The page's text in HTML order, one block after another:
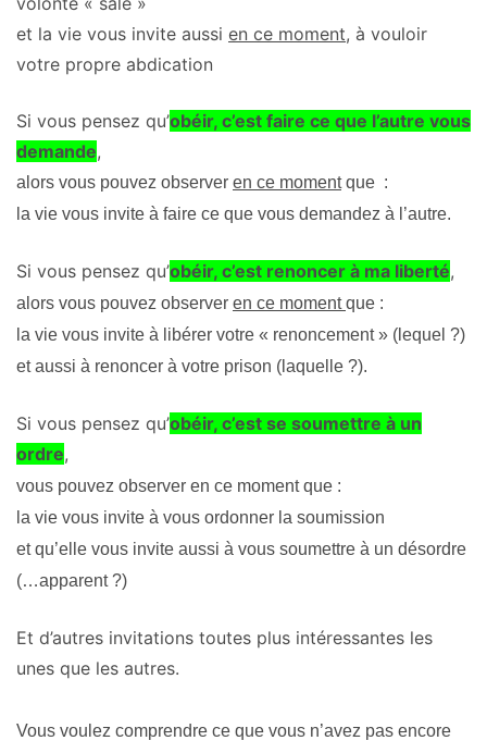
et la vie vous invite aussi en ce moment, à vouloir
votre propre abdication
Si vous pensez qu’obéir, c’est faire ce que l’autre vous
demande,
alors vous pouvez observer en ce momentque :
la vie vous invite à faire ce que vous demandez à l’autre.
Si vous pensez qu’obéir, c’est renoncer à ma liberté,
alors vous pouvez observer en ce momentque :
la vie vous invite à libérer votre « renoncement » (lequel ?)
et aussi à renoncer à votre prison (laquelle ?).
Si vous pensez qu’obéir, c’est se soumettre à un
ordre,
vous pouvez observer en ce moment que :
la vie vous invite à vous ordonner la soumission
et qu’elle vous invite aussi à vous soumettre à un désordre
(…apparent ?)
Et d’autres invitations toutes plus intéressantes les
unes que les autres.
Vous voulez comprendre ce que vous n’avez pas encore